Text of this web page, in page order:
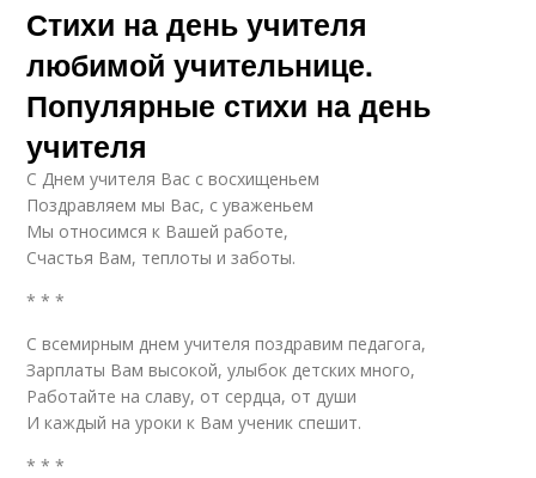
Стихи на день учителя
любимой учительнице.
Популярные стихи на день
учителя
С Днем учителя Вас с восхищеньем
Поздравляем мы Вас, с уваженьем
Мы относимся к Вашей работе,
Счастья Вам, теплоты и заботы.
* * *
С всемирным днем учителя поздравим педагога,
Зарплаты Вам высокой, улыбок детских много,
Работайте на славу, от сердца, от души
И каждый на уроки к Вам ученик спешит.
* * *